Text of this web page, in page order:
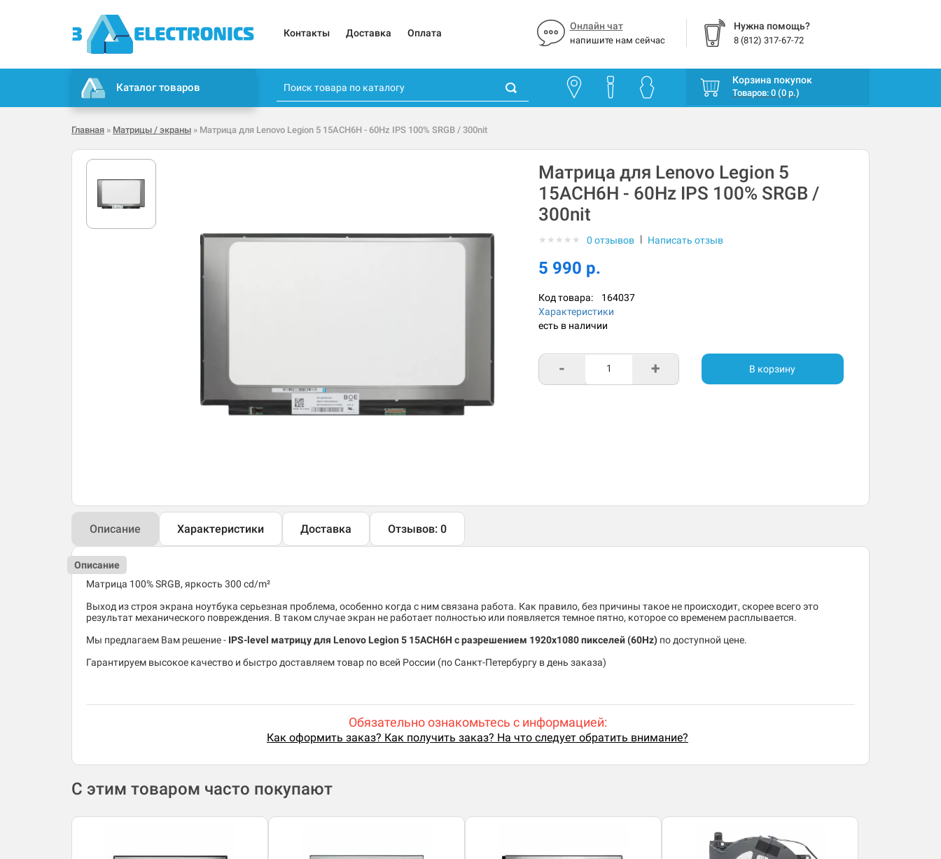
Контакты Доставка Оплата
Онлайн чат
напишите нам сейчас
Нужна помощь?
8 (812) 317-67-72
Каталог товаров
Корзина покупок
Товаров: 0 (0 р.)
Главная » Матрицы / экраны » Матрица для Lenovo Legion 5 15ACH6H - 60Hz IPS 100% SRGB / 300nit
Матрица для Lenovo Legion 5
15ACH6H - 60Hz IPS 100% SRGB /
300nit
★ ★ ★ ★ ★ 0 отзывов | Написать отзыв
5 990 р.
Код товара: 164037
Характеристики
есть в наличии
- + В корзину
Описание Характеристики Доставка Отзывов: 0
Описание
Матрица 100% SRGB, яркость 300 cd/m²
Выход из строя экрана ноутбука серьезная проблема, особенно когда с ним связана работа. Как правило, без причины такое не происходит, скорее всего это
результат механического повреждения. В таком случае экран не работает полностью или появляется темное пятно, которое со временем расплывается.
Мы предлагаем Вам решение - IPS-level матрицу для Lenovo Legion 5 15ACH6H c разрешением 1920x1080 пикселей (60Hz) по доступной цене.
Гарантируем высокое качество и быстро доставляем товар по всей России (по Санкт-Петербургу в день заказа)
Обязательно ознакомьтесь с информацией:
Как оформить заказ? Как получить заказ? На что следует обратить внимание?
С этим товаром часто покупают